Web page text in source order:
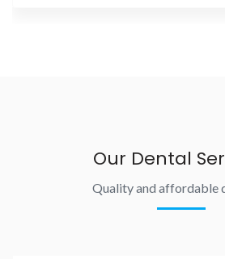
Our Dental
Quality and affordable